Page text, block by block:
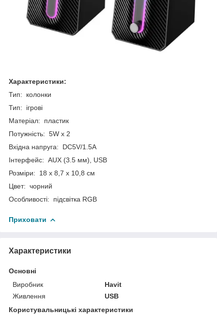
Характеристики:
Тип: колонки
Тип: ігрові
Матеріал: пластик
Потужність: 5W x 2
Вхідна напруга: DC5V/1.5A
Інтерфейс: AUX (3.5 мм), USB
Розміри: 18 х 8,7 х 10,8 см
Цвет: чорний
Особливості: підсвітка RGB
Приховати
Характеристики
Основні
Виробник
Havit
Живлення
USB
Користувальницькі характеристики